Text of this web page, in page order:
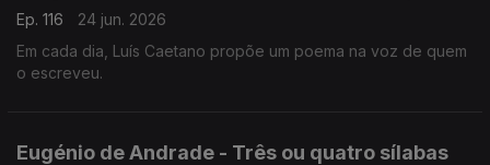
Ep. 116
24 jun. 2026
Em cada dia, Luís Caetano propõe um poema na voz de quem
o escreveu.
Eugénio de Andrade - Três ou quatro sílabas